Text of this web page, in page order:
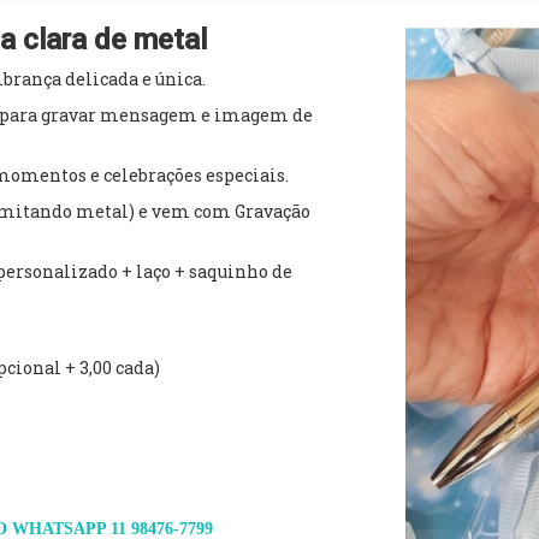
clara de metal
delicada e única.
gravar mensagem e imagem de
e celebrações especiais.
metal) e vem com Gravação
+ laço + saquinho de
+ 3,00 cada)
11 98476-7799